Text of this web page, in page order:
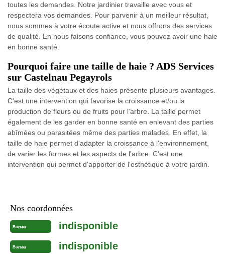
toutes les demandes. Notre jardinier travaille avec vous et
respectera vos demandes. Pour parvenir à un meilleur résultat,
nous sommes à votre écoute active et nous offrons des services
de qualité. En nous faisons confiance, vous pouvez avoir une haie
en bonne santé.
Pourquoi faire une taille de haie ? ADS Services
sur Castelnau Pegayrols
La taille des végétaux et des haies présente plusieurs avantages.
C'est une intervention qui favorise la croissance et/ou la
production de fleurs ou de fruits pour l'arbre. La taille permet
également de les garder en bonne santé en enlevant des parties
abîmées ou parasitées même des parties malades. En effet, la
taille de haie permet d'adapter la croissance à l'environnement,
de varier les formes et les aspects de l'arbre. C'est une
intervention qui permet d'apporter de l'esthétique à votre jardin.
Nos coordonnées
Bureau indisponible
Bureau indisponible